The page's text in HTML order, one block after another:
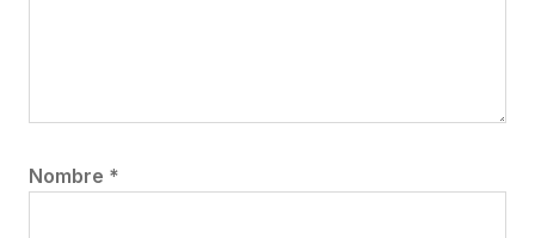
Nombre *